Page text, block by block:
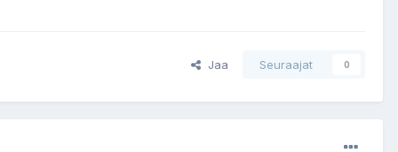
Jaa Seuraajat 0